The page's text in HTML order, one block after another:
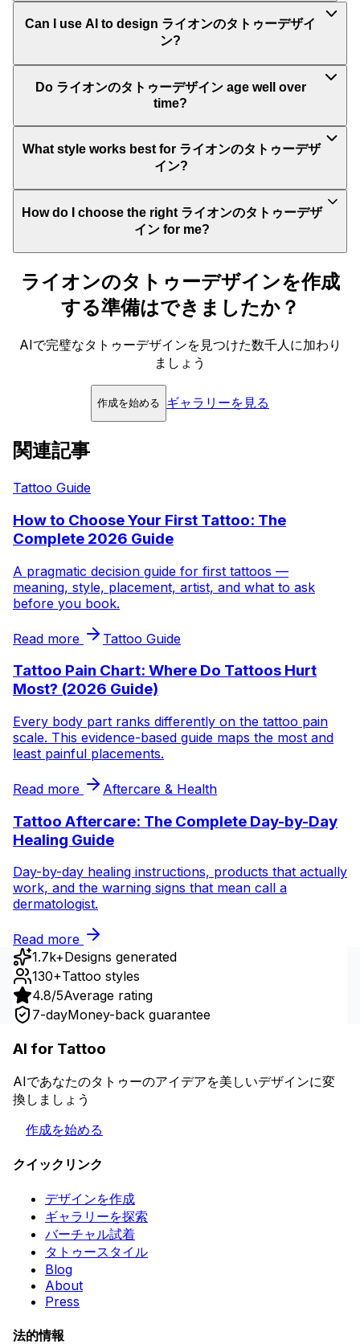
Can I use AI to design ライオンのタトゥーデザイ
ン?
Do ライオンのタトゥーデザイン age well over
time?
What style works best for ライオンのタトゥーデザ
イン?
How do I choose the right ライオンのタトゥーデザ
イン for me?
ライオンのタトゥーデザインを作成
する準備はできましたか？
AIで完璧なタトゥーデザインを見つけた数千人に加わり
ましょう
作成を始める ギャラリーを見る
関連記事
Tattoo Guide
How to Choose Your First Tattoo: The
Complete 2026 Guide
A pragmatic decision guide for first tattoos —
meaning, style, placement, artist, and what to ask
before you book.
Read more Tattoo Guide
Tattoo Pain Chart: Where Do Tattoos Hurt
Most? (2026 Guide)
Every body part ranks differently on the tattoo pain
scale. This evidence-based guide maps the most and
least painful placements.
Read more Aftercare & Health
Tattoo Aftercare: The Complete Day-by-Day
Healing Guide
Day-by-day healing instructions, products that actually
work, and the warning signs that mean call a
dermatologist.
Read more
1.7k+Designs generated
130+Tattoo styles
4.8/5Average rating
7-dayMoney-back guarantee
AI for Tattoo
AIであなたのタトゥーのアイデアを美しいデザインに変
換しましょう
作成を始める
クイックリンク
デザインを作成
ギャラリーを探索
バーチャル試着
タトゥースタイル
Blog
About
Press
法的情報